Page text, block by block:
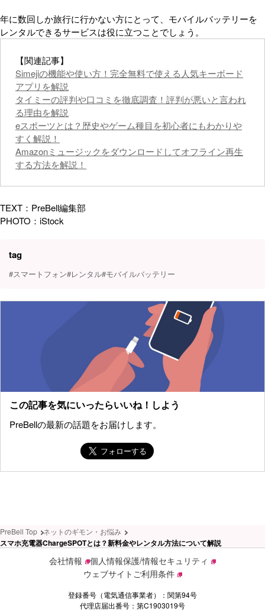
年に数回しか旅行に行かない方にとって、モバイルバッテリーを
レンタルできるサービスは役に立つことでしょう。
【関連記事】
Simejiの機能や使い方！完全無料で使える人気キーボード
アプリを解説
タイミーの評判や口コミを徹底調査！評判が悪いと言われ
る理由を解説
eスポーツとは？歴史やゲーム種目を初心者にもわかりや
すく解説！
Amazonミュージックをダウンロードしてオフライン再生
する方法を解説！
TEXT：PreBell編集部
PHOTO：iStock
tag
#スマートフォン#レンタル#モバイルバッテリー
この記事を気にいったらいいね！しよう
PreBellの最新の話題をお届けします。
PreBell Top ネットのギモン・お悩み
スマホ充電器ChargeSPOTとは？新料金やレンタル方法について解説
会社情報
個人情報保護/情報セキュリティ
ウェブサイトご利用条件
登録番号（電気通信事業者）：関第94号
代理店届出番号：第C1903019号